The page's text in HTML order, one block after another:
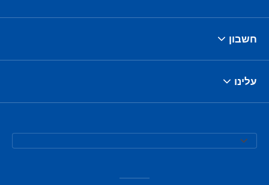
חשבון
עלינו